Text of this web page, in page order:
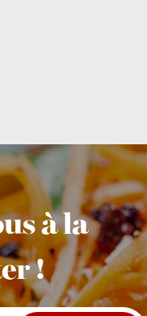
à la
!